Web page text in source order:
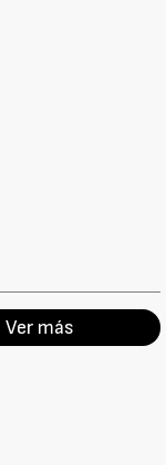
Ver más